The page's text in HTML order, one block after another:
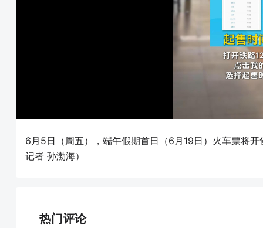
6月5日（周五），端午假期首日（6月19日）火车票将
记者 孙渤海）
热门评论